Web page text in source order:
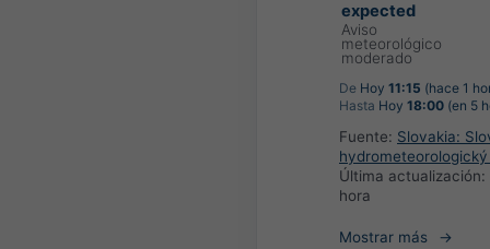
expected
Aviso
meteorológico
moderado
De Hoy 11:15 (hace 1
Hasta Hoy 18:00 (en 5
Fuente: Slovakia:
Última actualización:
hora
Mostrar más